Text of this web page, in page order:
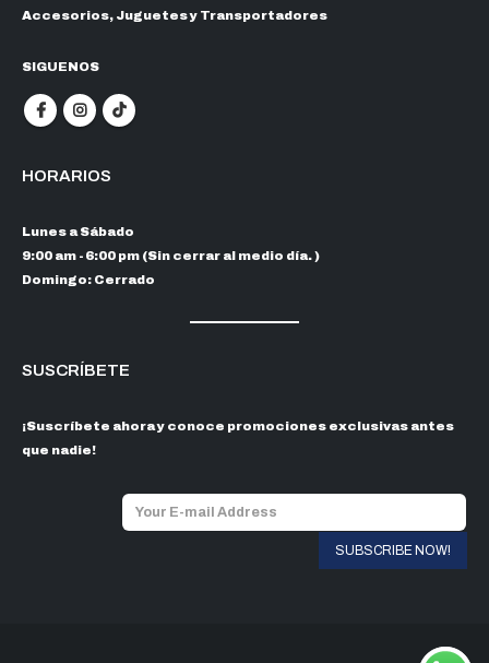
Accesorios, Juguetes y Transportadores
SIGUENOS
HORARIOS
Lunes a Sábado
9:00 am - 6:00 pm (Sin cerrar al medio día. )
Domingo: Cerrado
SUSCRÍBETE
¡Suscríbete ahora y conoce promociones exclusivas antes
que nadie!